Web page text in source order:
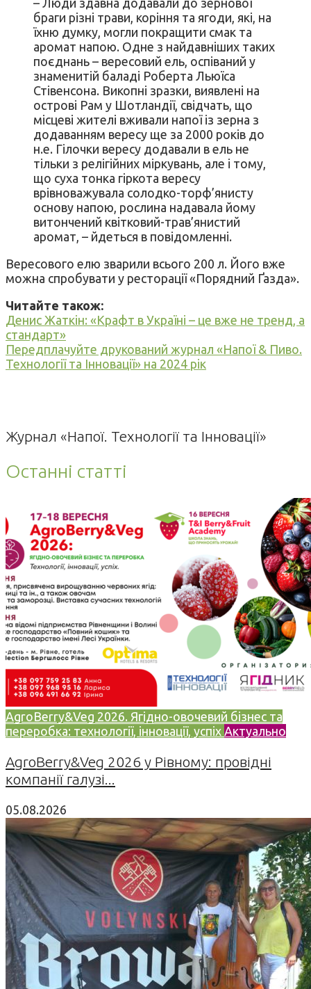
браги різні трави, коріння та ягоди, які, на
їхню думку, могли покращити смак та
аромат напою. Одне з найдавніших таких
поєднань – вересовий ель, оспіваний у
знаменитій баладі Роберта Льюїса
Стівенсона. Викопні зразки, виявлені на
острові Рам у Шотландії, свідчать, що
місцеві жителі вживали напої із зерна з
додаванням вересу ще за 2000 років до
н.е. Гілочки вересу додавали в ель не
тільки з релігійних міркувань, але і тому,
що суха тонка гіркота вересу
врівноважувала солодко-торф’янисту
основу напою, рослина надавала йому
витончений квітковий-трав’янистий
аромат, – йдеться в повідомленні.
Вересового елю зварили всього 200 л. Його вже
можна спробувати у ресторації «Порядний Ґазда».
Читайте також:
Денис Жаткін: «Крафт в Україні – це вже не тренд, а
стандарт»
Передплачуйте друкований журнал «Напої & Пиво.
Технології та Інновації» на 2024 рік
Журнал «Напої. Технології та Інновації»
Останні статті
AgroBerry&Veg 2026. Ягідно-овочевий бізнес та
переробка: технології, інновації, успіх Актуально
AgroBerry&Veg 2026 у Рівному: провідні
компанії галузі...
05.08.2026